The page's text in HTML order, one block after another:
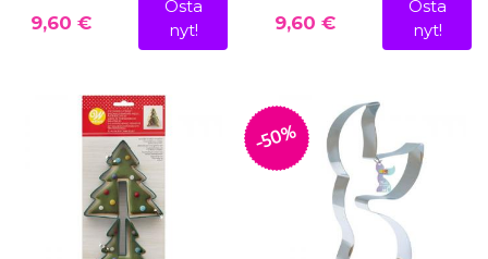
9,60 €
Osta
nyt!
9,60 €
Osta
nyt!
-50%